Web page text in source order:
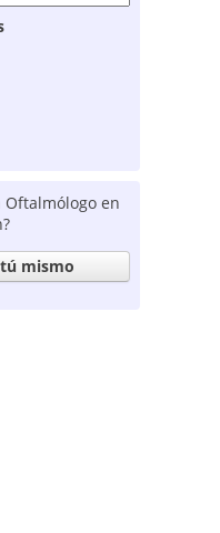
Oftalmólogo en
mismo